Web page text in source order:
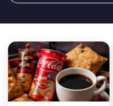
Categorías de